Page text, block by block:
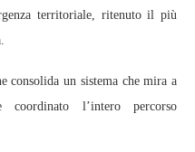
territoriale, ritenuto il più
consolida un sistema che mira a
l’intero percorso